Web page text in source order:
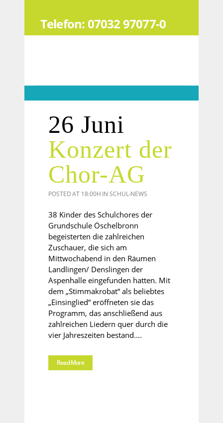
Telefon: 07032 97077-0
26 Juni
Konzert der
Chor-AG
POSTED AT 18:00H INSCHUL-NEWS
38 Kinder des Schulchores der
Grundschule Öschelbronn
begeisterten die zahlreichen
Zuschauer, die sich am
Mittwochabend in den Räumen
Landlingen/ Denslingen der
Aspenhalle eingefunden hatten. Mit
dem „Stimmakrobat“ als beliebtes
„Einsinglied“ eröffneten sie das
Programm, das anschließend aus
zahlreichen Liedern quer durch die
vier Jahreszeiten bestand....
Read More